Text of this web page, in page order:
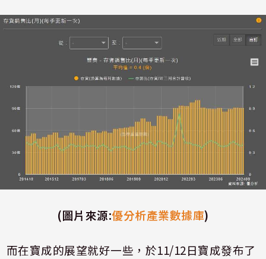
(圖片來源:優分析產業數據庫)
而在寶成的展望就好一些，於11/12日寶成發布了